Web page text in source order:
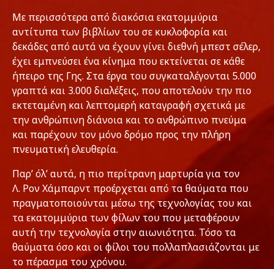
Με περισσότερα από διακόσια εκατομμύρια
αντίτυπα των βιβλίων του σε κυκλοφορία και
δεκάδες από αυτά να έχουν γίνει διεθνή μπεστ σέλερ,
έχει εμπνεύσει ένα κίνημα που εκτείνεται σε κάθε
ήπειρο της Γης. Στα έργα του συγκαταλέγονται 5.000
γραπτά και 3.000 διαλέξεις, που αποτελούν την πιο
εκτεταμένη και λεπτομερή καταγραφή σχετικά με
την ανθρώπινη διάνοια και το ανθρώπινο πνεύμα
και παρέχουν τον μόνο δρόμο προς την πλήρη
πνευματική ελευθερία.
Παρ’ όλ’ αυτά, η πιο περίτρανη μαρτυρία για τον
Λ. Ρον Χάμπαρντ προέρχεται από τα θαύματα που
πραγματοποιούνται μέσω της τεχνολογίας του και
τα εκατομμύρια των φίλων του που μεταφέρουν
αυτή την τεχνολογία στην αιωνιότητα. Τόσο τα
θαύματα όσο και οι φίλοι του πολλαπλασιάζονται με
το πέρασμα του χρόνου.